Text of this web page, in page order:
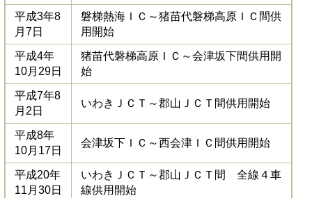
平成3年8
月7日
磐梯熱海ＩＣ～猪苗代磐梯高原ＩＣ間供
用開始
平成4年
10月29日
猪苗代磐梯高原ＩＣ～会津坂下間供用開
始
平成7年8
月2日
いわきＪＣＴ～郡山ＪＣＴ間供用開始
平成8年
10月17日
会津坂下ＩＣ～西会津ＩＣ間供用開始
平成20年
11月30日
いわきＪＣＴ～郡山ＪＣＴ間 全線４車
線供用開始